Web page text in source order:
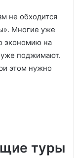
не обходится
Многие уже
экономию на
уже поджимают.
этом нужно
туры